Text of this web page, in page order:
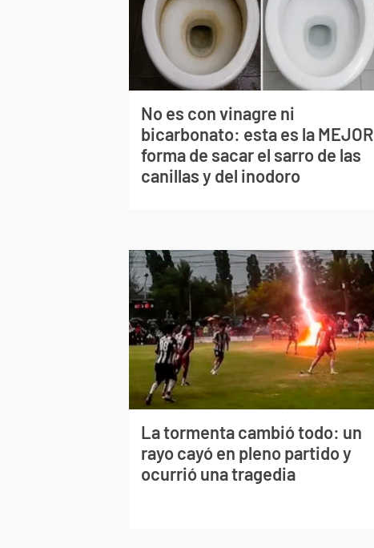
No es con vinagre ni
bicarbonato: esta es la MEJOR
forma de sacar el sarro de las
canillas y del inodoro
La tormenta cambió todo: un
rayo cayó en pleno partido y
ocurrió una tragedia